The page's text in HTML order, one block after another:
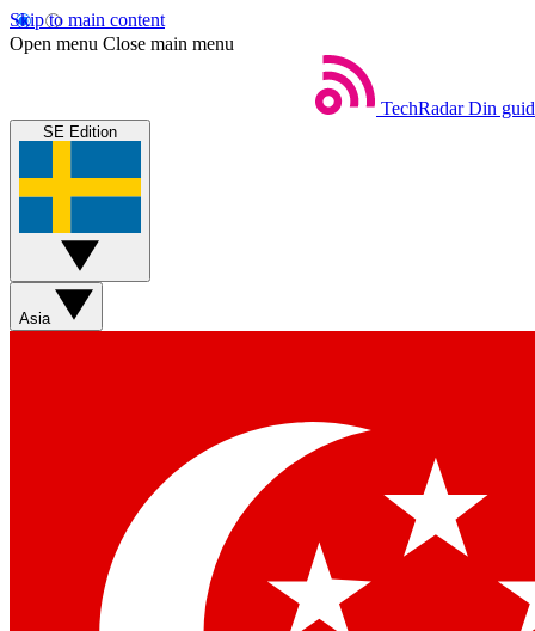
Skip to main content
Open menu Close main menu
TechRadar Din
SE Edition
Asia